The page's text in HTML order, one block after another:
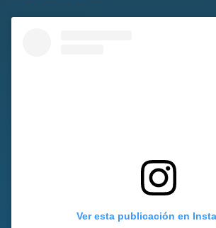
Ver esta publicación en